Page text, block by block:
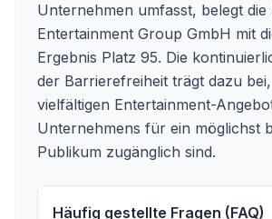
Unternehmen umfasst, belegt die
Entertainment Group GmbH mit
Ergebnis Platz 95. Die
der Barrierefreiheit trägt dazu bei,
vielfältigen Entertainment-
Unternehmens für ein möglichst
Publikum zugänglich sind.
Häufig gestellte Fragen (FAQ)